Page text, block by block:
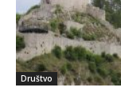
Društvo